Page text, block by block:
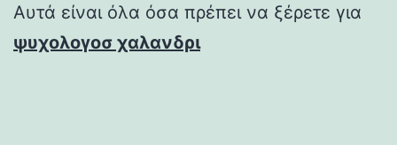
Αυτά είναι όλα όσα πρέπει να ξέρετε για
ψυχολογοσ χαλανδρι